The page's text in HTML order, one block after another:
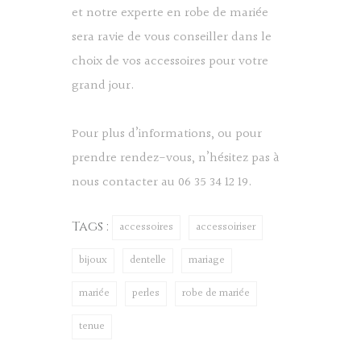
et notre experte en robe de mariée
sera ravie de vous conseiller dans le
choix de vos accessoires pour votre
grand jour.
Pour plus d’informations, ou pour
prendre rendez-vous, n’hésitez pas à
nous contacter au 06 35 34 12 19.
Tags : accessoires accessoiriser
bijoux dentelle mariage
mariée perles robe de mariée
tenue